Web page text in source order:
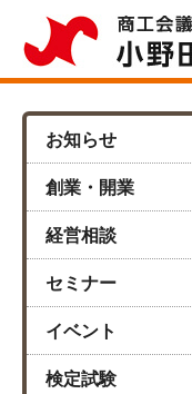
お知らせ
創業・開業
経営相談
セミナー
イベント
検定試験